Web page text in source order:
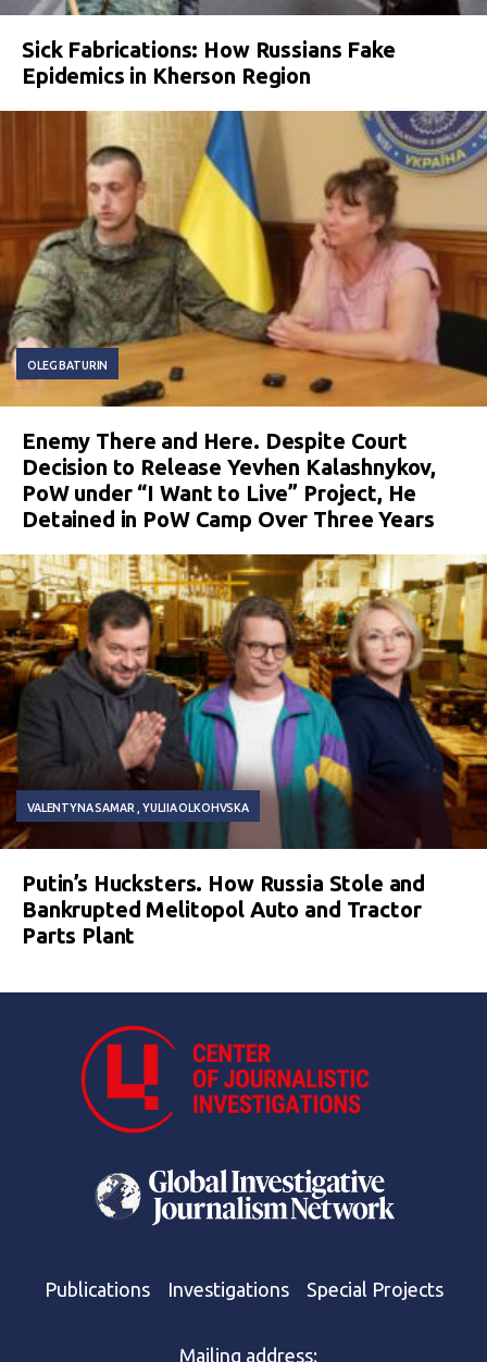
Sick Fabrications: How Russians Fake
Epidemics in Kherson Region
OLEG BATURIN
Enemy There and Here. Despite Court
Decision to Release Yevhen Kalashnykov,
PoW under “I Want to Live” Project, He
Detained in PoW Camp Over Three Years
VALENTYNA SAMAR YULIIA OLKOHVSKA
Putin’s Hucksters. How Russia Stole and
Bankrupted Melitopol Auto and Tractor
Parts Plant
Publications Investigations Special Projects
Mailing address: